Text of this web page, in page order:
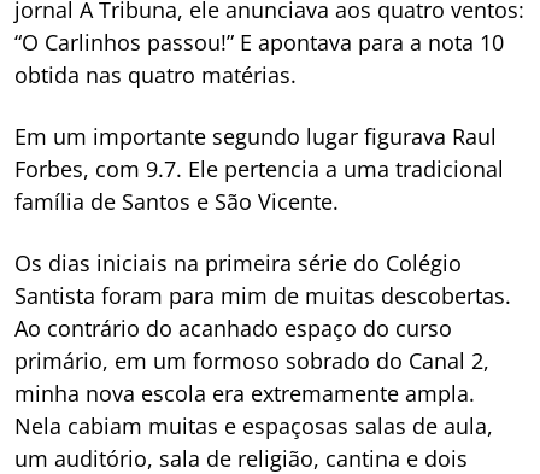
jornal A Tribuna, ele anunciava aos quatro ventos:
“O Carlinhos passou!” E apontava para a nota 10
obtida nas quatro matérias.
Em um importante segundo lugar figurava Raul
Forbes, com 9.7. Ele pertencia a uma tradicional
família de Santos e São Vicente.
Os dias iniciais na primeira série do Colégio
Santista foram para mim de muitas descobertas.
Ao contrário do acanhado espaço do curso
primário, em um formoso sobrado do Canal 2,
minha nova escola era extremamente ampla.
Nela cabiam muitas e espaçosas salas de aula,
um auditório, sala de religião, cantina e dois